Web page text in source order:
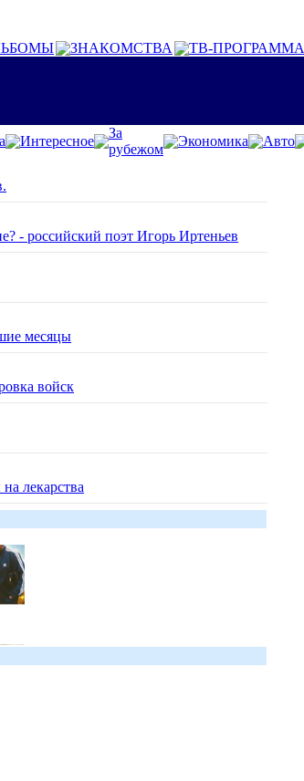
ЗНАКОМСТВА ТВ-ПРОГРАММА
Интересное
За
рубежом
Экономика
Авто
- российский поэт Игорь Иртеньев
месяцы
войск
лекарства